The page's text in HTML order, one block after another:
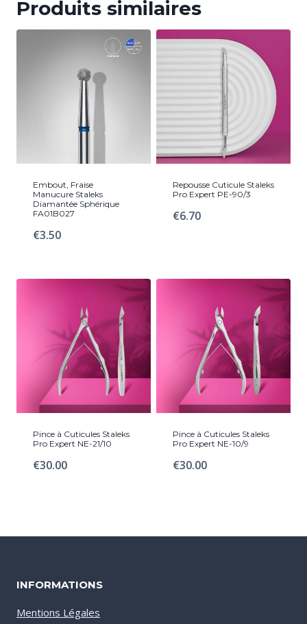
Produits similaires
Embout, Fraise
Manucure Staleks
Diamantée Sphérique
FA01B027
€3.50
Repousse Cuticule Staleks
Pro Expert PE-90/3
€6.70
Pince à Cuticules Staleks
Pro Expert NE-21/10
€30.00
Pince à Cuticules Staleks
Pro Expert NE-10/9
€30.00
INFORMATIONS
Mentions Légales